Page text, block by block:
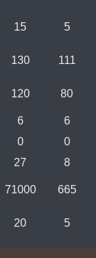
15 5
130 111
120 80
6
6
0
0
27 8
71000 665
20 5